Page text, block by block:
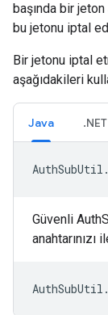
başında bir
bu jetonu iptal
Bir jetonu iptal
aşağıdakileri
Java .NET
AuthSubUtil .
Güvenli
anahtarınızı
AuthSubUtil .